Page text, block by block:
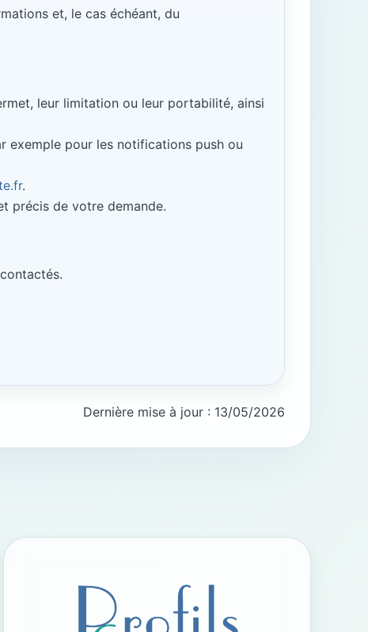
et, le cas échéant, du
leur limitation ou leur portabilité, ainsi
exemple pour les notifications push ou
.
précis de votre demande.
Dernière mise à jour : 13/05/2026